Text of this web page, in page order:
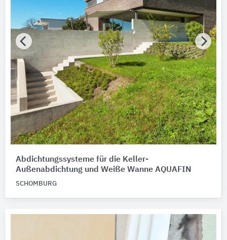
Abdichtungssysteme für die Keller-
Außenabdichtung und Weiße Wanne AQUAFIN
SCHOMBURG